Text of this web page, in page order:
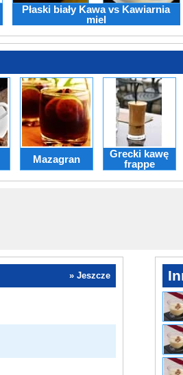
Płaski biały Kawa vs Kawiarnia
miel
Mazagran
Grecki kawę
frappe
» Jeszcze